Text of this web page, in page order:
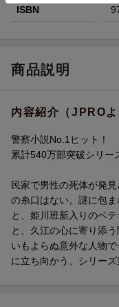
ISBN
商品説明
内容紹介（JPROよ
警察小説No.1ヒット！
累計540万部突破シリー
民家で男性の死体が発
の糸口はない。謎に包
と、姫川班新入りのベ
と、久江の心に寄り添
いもよらぬ意外な人物
に立ち向かう、シリーズ